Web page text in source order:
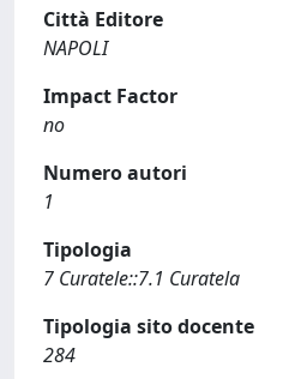
Città Editore
NAPOLI
Impact Factor
no
Numero autori
1
Tipologia
7 Curatele::7.1 Curatela
Tipologia sito docente
284